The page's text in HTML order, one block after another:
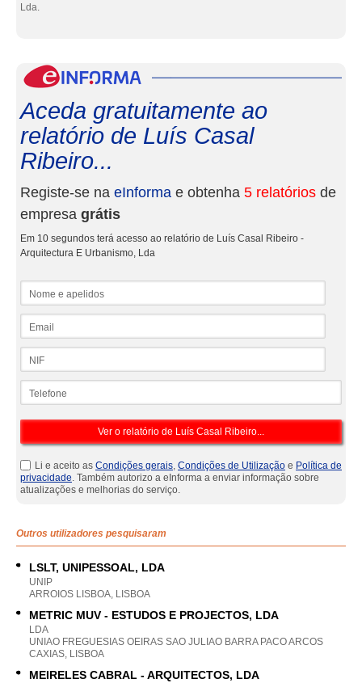
Lda.
Aceda gratuitamente ao
relatório de Luís Casal
Ribeiro...
Registe-se na eInforma e obtenha 5 relatórios de
empresa grátis
Em 10 segundos terá acesso ao relatório de Luís Casal Ribeiro -
Arquitectura E Urbanismo, Lda
Li e aceito as Condições gerais, Condições de Utilização e Política de
privacidade. Também autorizo a eInforma a enviar informação sobre
atualizações e melhorias do serviço.
Outros utilizadores pesquisaram
LSLT, UNIPESSOAL, LDA
UNIP
ARROIOS LISBOA, LISBOA
METRIC MUV - ESTUDOS E PROJECTOS, LDA
LDA
UNIAO FREGUESIAS OEIRAS SAO JULIAO BARRA PACO ARCOS
CAXIAS, LISBOA
MEIRELES CABRAL - ARQUITECTOS, LDA